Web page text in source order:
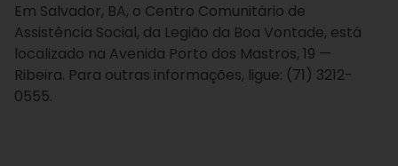
Em Salvador, BA, o Centro Comunitário de
Assistência Social, da Legião da Boa Vontade, está
localizado na Avenida Porto dos Mastros, 19 —
Ribeira. Para outras informações, ligue: (71) 3212-
0555.